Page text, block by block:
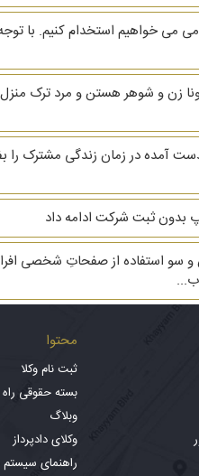
می خواهیم استخدام کنیم. با
بدون ثبت شرکت ادامه داد
ب...
محتوا
ثبت نام وکلا
بسته حقوقی
وبلاگ
وکلای دادپرداز
راهنمای سیستم